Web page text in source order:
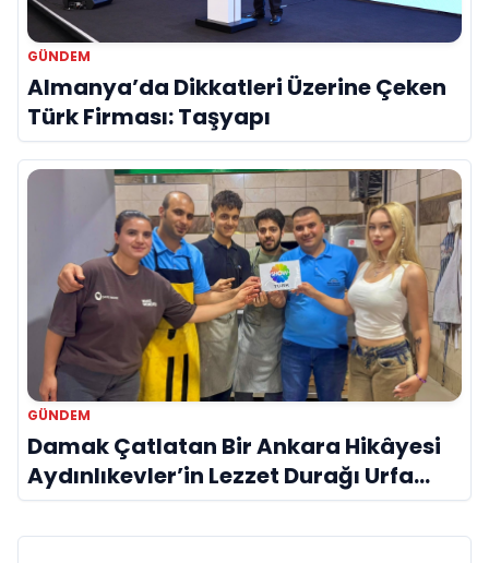
GÜNDEM
Almanya’da Dikkatleri Üzerine Çeken
Türk Firması: Taşyapı
GÜNDEM
Damak Çatlatan Bir Ankara Hikâyesi
Aydınlıkevler’in Lezzet Durağı Urfa
Damak